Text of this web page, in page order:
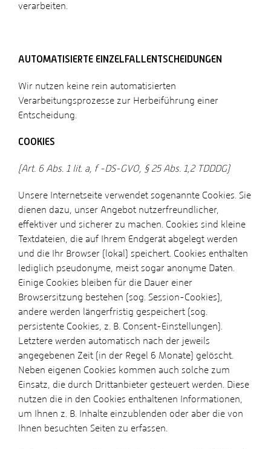
verarbeiten.
AUTOMATISIERTE EINZELFALLENTSCHEIDUNGEN
Wir nutzen keine rein automatisierten
Verarbeitungsprozesse zur Herbeiführung einer
Entscheidung.
COOKIES
(Art. 6 Abs. 1 lit. a, f -DS-GVO, § 25 Abs. 1,2 TDDDG)
Unsere Internetseite verwendet sogenannte Cookies. Sie
dienen dazu, unser Angebot nutzerfreundlicher,
effektiver und sicherer zu machen. Cookies sind kleine
Textdateien, die auf Ihrem Endgerät abgelegt werden
und die Ihr Browser (lokal) speichert. Cookies enthalten
lediglich pseudonyme, meist sogar anonyme Daten.
Einige Cookies bleiben für die Dauer einer
Browsersitzung bestehen (sog. Session-Cookies),
andere werden längerfristig gespeichert (sog.
persistente Cookies, z. B. Consent-Einstellungen).
Letztere werden automatisch nach der jeweils
angegebenen Zeit (in der Regel 6 Monate) gelöscht.
Neben eigenen Cookies kommen auch solche zum
Einsatz, die durch Drittanbieter gesteuert werden. Diese
nutzen die in den Cookies enthaltenen Informationen,
um Ihnen z. B. Inhalte einzublenden oder aber die von
Ihnen besuchten Seiten zu erfassen.